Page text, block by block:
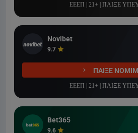
ΕΕΕΠ | 21+ | ΠΑΙΞΕ
Novibet
9.7
ΠΑΙΞΕ
ΕΕΕΠ | 21+ | ΠΑΙΞΕ
Bet365
9.6